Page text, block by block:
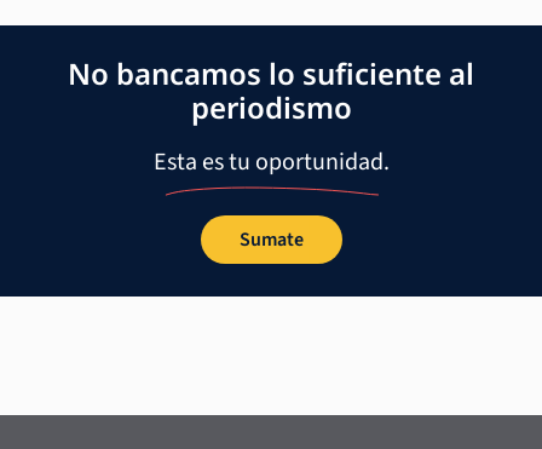
No bancamos lo suficiente al
periodismo
Esta es tu oportunidad.
Sumate